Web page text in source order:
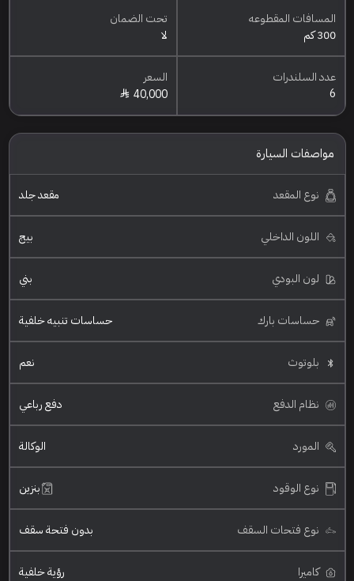
المسافات المقطوعه
300 كم
تحت الضمان
لا
عدد السلندرات
6
السعر
40,000
مواصفات السيارة
نوع المقعد مقعد جلد
اللون الداخلي بيج
لون البودي بني
حساسات بارك حساسات تنبيه خلفية
بلوتوث نعم
نظام الدفع دفع رباعي
المورد الوكالة
نوع الوقود بنزين
نوع فتحات السقف بدون فتحة سقف
كاميرا رؤية خلفية